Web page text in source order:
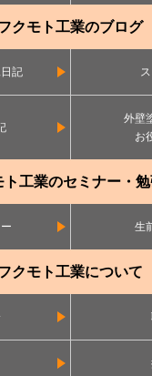
クモト工業のブログ
記
外壁
お
ト工業のセミナー・
生
クモト工業について